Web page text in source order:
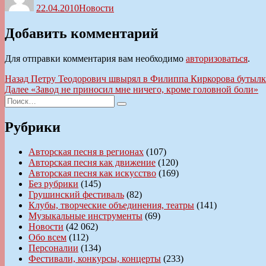
22.04.2010Новости
Добавить комментарий
Для отправки комментария вам необходимо авторизоваться.
Навигация
по
записям
Назад Предыдущая
запись:
Петру Теодорович швырял в Филиппа Киркорова
Далее Следующая
«Завод не приносил мне ничего, кроме головной боли»
Искать:
Поиск
Рубрики
Авторская песня в регионах (107)
Авторская песня как движение (120)
Авторская песня как искусство (169)
Без рубрики (145)
Грушинский фестиваль (82)
Клубы, творческие объединения, театры (141)
Музыкальные инструменты (69)
Новости (42 062)
Обо всем (112)
Персоналии (134)
Фестивали, конкурсы, концерты (233)